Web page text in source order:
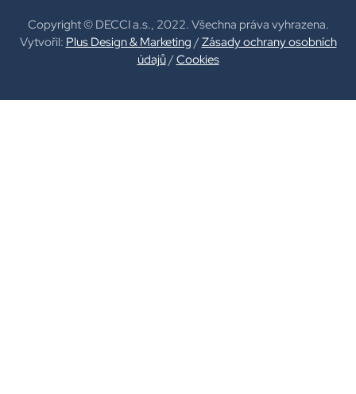
Copyright © DECCI a.s., 2022. Všechna práva vyhrazena.
Vytvořil: Plus Design & Marketing /Zásady ochrany osobních
údajů/Cookies